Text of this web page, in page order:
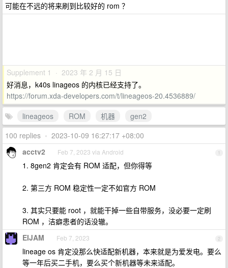
可能在不远的将来刷到比较好的 rom ？
Supplement 1 · 2023 年 2 月 15 日
好消息，k40s linageos 的内核已经支持了。
https://forum.xda-developers.com/t/lineageos-20.4536889/
lineageos
ROM 机器
gen2
100 replies • 2023-10-09 16:27:17 +08:00
1
acctv2 Feb 7, 2023 via Android
1. 8gen2 肯定会有 ROM 适配，但你得等
2. 第三方 ROM 稳定性一定不如官方 ROM
3. 其实只要能 root ，就能干掉一些自带服务，没必要一定刷
ROM ，洁癖患者的话没辙。
2
EIJAM Feb 7, 2023
lineage os 肯定没那么快适配新机器，本来就是为爱发电。要么
等一年后买二手机，要么买个新机器等未来适配。